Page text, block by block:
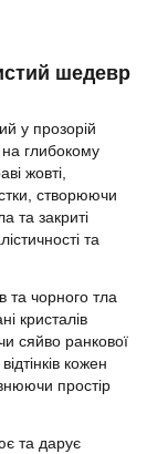
шедевр
у прозорій
на глибокому
жовті,
створюючи
та закриті
та
та чорного тла
кристалів
сяйво ранкової
кожен
простір
та дарує